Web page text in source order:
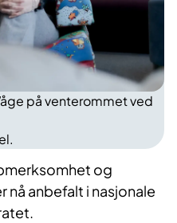
på venterommet ved
og
nå anbefalt i nasjonale